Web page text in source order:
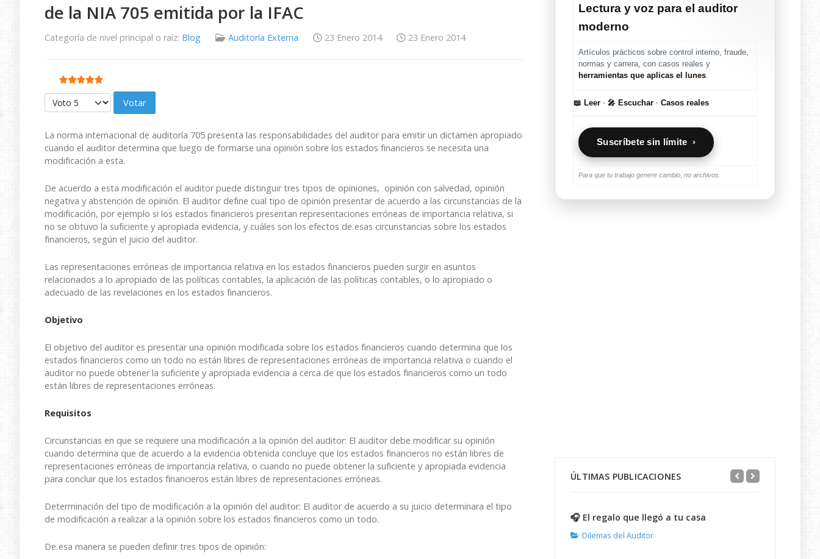
de la NIA 705 emitida por la IFAC
Categoría de nivel principal o raíz: Blog Auditoría Externa 23 Enero 2014 23 Enero 2014
Ratio:5/5
Por favor, vote
La norma internacional de auditoría 705 presenta las responsabilidades del auditor para emitir un dictamen apropiado
cuando el auditor determina que luego de formarse una opinión sobre los estados financieros se necesita una
modificación a esta.
De acuerdo a esta modificación el auditor puede distinguir tres tipos de opiniones, opinión con salvedad, opinión
negativa y abstención de opinión. El auditor define cual tipo de opinión presentar de acuerdo a las circunstancias de la
modificación, por ejemplo si los estados financieros presentan representaciones erróneas de importancia relativa, si
no se obtuvo la suficiente y apropiada evidencia, y cuáles son los efectos de esas circunstancias sobre los estados
financieros, según el juicio del auditor.
Las representaciones erróneas de importancia relativa en los estados financieros pueden surgir en asuntos
relacionados a lo apropiado de las políticas contables, la aplicación de las políticas contables, o lo apropiado o
adecuado de las revelaciones en los estados financieros.
Objetivo
El objetivo del auditor es presentar una opinión modificada sobre los estados financieros cuando determina que los
estados financieros como un todo no están libres de representaciones erróneas de importancia relativa o cuando el
auditor no puede obtener la suficiente y apropiada evidencia a cerca de que los estados financieros como un todo
están libres de representaciones erróneas.
Requisitos
Circunstancias en que se requiere una modificación a la opinión del auditor: El auditor debe modificar su opinión
cuando determina que de acuerdo a la evidencia obtenida concluye que los estados financieros no están libres de
representaciones erróneas de importancia relativa, o cuando no puede obtener la suficiente y apropiada evidencia
para concluir que los estados financieros están libres de representaciones erróneas.
Determinación del tipo de modificación a la opinión del auditor: El auditor de acuerdo a su juicio determinara el tipo
de modificación a realizar a la opinión sobre los estados financieros como un todo.
De esa manera se pueden definir tres tipos de opinión:
Lectura y voz para el auditor
moderno
Artículos prácticos sobre control interno, fraude,
normas y carrera, con casos reales y
herramientas que aplicas el lunes
📖 Leer · 🎤 Escuchar · Casos reales
Suscríbete sin límite ›
Para que tu trabajo genere cambio, no archivos.
ÚLTIMAS PUBLICACIONES
🎧 El regalo que llegó a tu casa
Dilemas del Auditor